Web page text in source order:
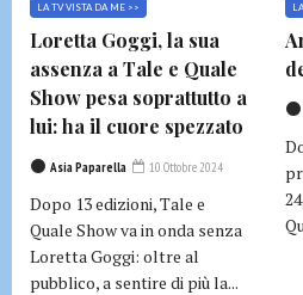
LA TV VISTA DA ME >>
Loretta Goggi, la sua
assenza a Tale e Quale
Show pesa soprattutto a
lui: ha il cuore spezzato
Asia Paparella 10 Ottobre 2024
Dopo 13 edizioni, Tale e
Quale Show va in onda senza
Loretta Goggi: oltre al
pubblico, a sentire di più la...